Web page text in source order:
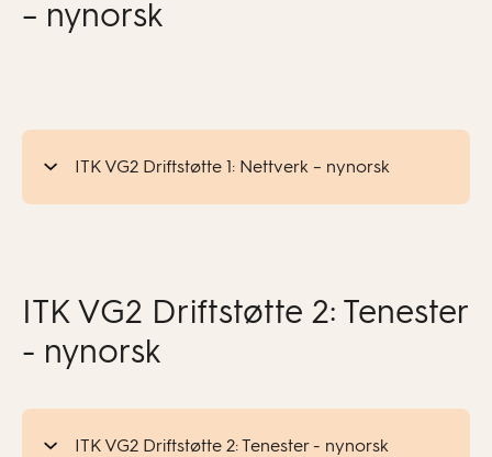
– nynorsk
ITK VG2 Driftstøtte 1: Nettverk – nynorsk
ITK VG2 Driftstøtte 2: Tenester
- nynorsk
ITK VG2 Driftstøtte 2: Tenester - nynorsk